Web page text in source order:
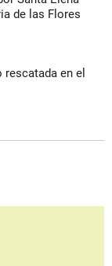
de las Flores
en el